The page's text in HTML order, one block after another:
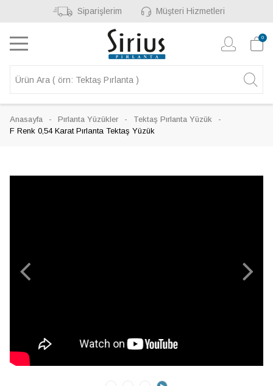
Siparişlerim Müşteri Hizmetleri
0
Anasayfa Pırlanta Yüzükler
Tektaş Pırlanta Yüzük
F Renk 0,54 Karat Pırlanta Tektaş Yüzük